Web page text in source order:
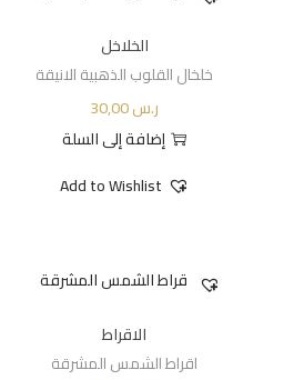
الخلاخل
خلخال القلوب الذهبية الانيقة
ر.س
إضافة إلى السلة
Add to Wishlist
الاقراط
اقراط الشمس المشرقة